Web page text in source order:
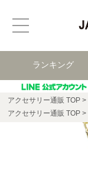
ランキング
アクセサリー通販 TOP
アクセサリー通販 TOP